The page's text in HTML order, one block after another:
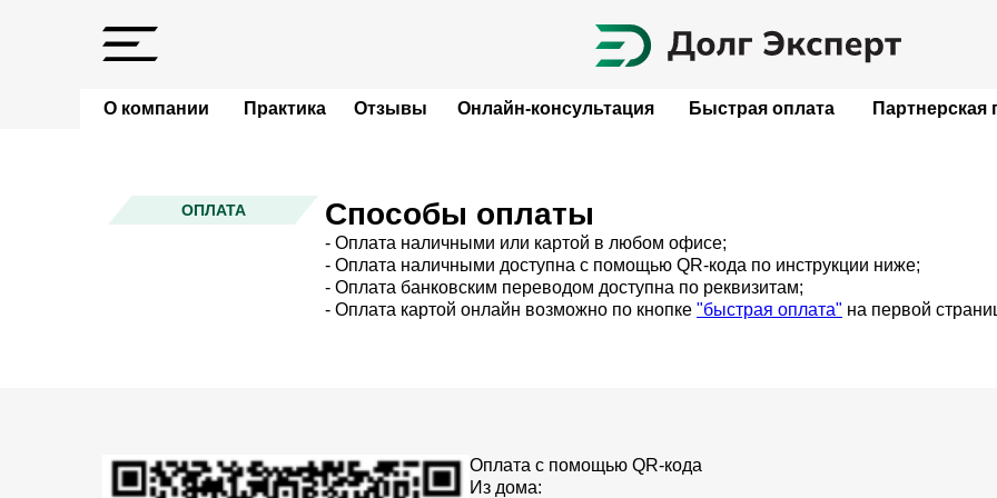
Онлайн-консультация
О компании Практика Отзывы Партнерская
Быстрая оплата
ОПЛАТА Способы оплаты
- Оплата наличными или картой в любом офисе;
- Оплата наличными доступна с помощью QR-кода по инструкции ниже;
- Оплата банковским переводом доступна по реквизитам;
- Оплата картой онлайн возможно по кнопке "быстрая оплата" на первой
Оплата с помощью QR-кода
Из дома: